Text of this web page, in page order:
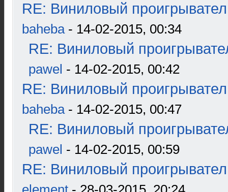
RE: Виниловый
baheba- 14-02-2015, 00:34
RE: Виниловый
pawel - 14-02-2015, 00:42
RE: Виниловый
baheba- 14-02-2015, 00:47
RE: Виниловый
pawel - 14-02-2015, 00:59
RE: Виниловый